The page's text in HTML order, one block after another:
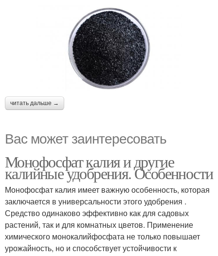
читать дальше →
Вас может заинтересовать
Монофосфат калия и другие
калийные удобрения. Особенности
Монофосфат калия имеет важную особенность, которая
заключается в универсальности этого удобрения .
Средство одинаково эффективно как для садовых
растений, так и для комнатных цветов. Применение
химического монокалийфосфата не только повышает
урожайность, но и способствует устойчивости к